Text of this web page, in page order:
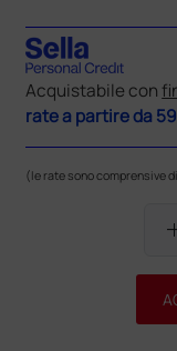
Acquistabile con
rate a partire da
(le rate sono comprensive di